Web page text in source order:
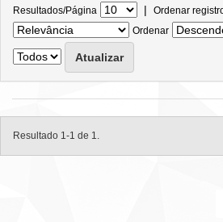
Resultados/Página | Ordenar
Ordenar
Resultado 1-1 de 1.